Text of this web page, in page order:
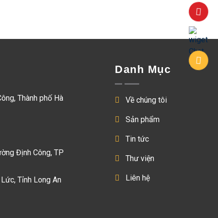
Thành phố Hà
Định Công, TP
Tỉnh Long An
Danh Mục
Về chúng tôi
Sản phẩm
Tin tức
Thư viện
Liên hệ